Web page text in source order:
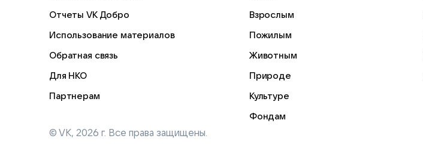
Отчеты VK Добро
Использование материалов
Обратная связь
Для НКО
Партнерам
Взрослым
Пожилым
Животным
Природе
Культуре
Фондам
© VK, 2026 г. Все права защищены.